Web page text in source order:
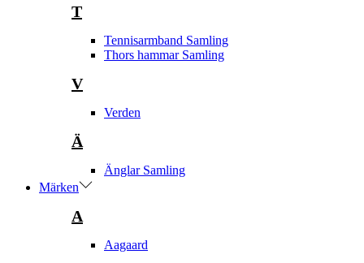
T
Tennisarmband Samling
Thors hammar Samling
V
Verden
Ä
Änglar Samling
Märken
A
Aagaard